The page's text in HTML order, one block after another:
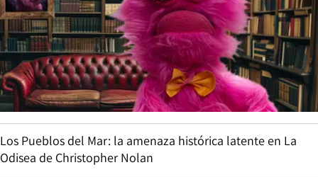
Los Pueblos del Mar: la amenaza histórica latente en La
Odisea de Christopher Nolan